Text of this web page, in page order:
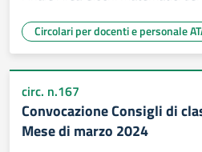
Circolari per docenti e personale
circ. n.167
Convocazione Consigli di
Mese di marzo 2024